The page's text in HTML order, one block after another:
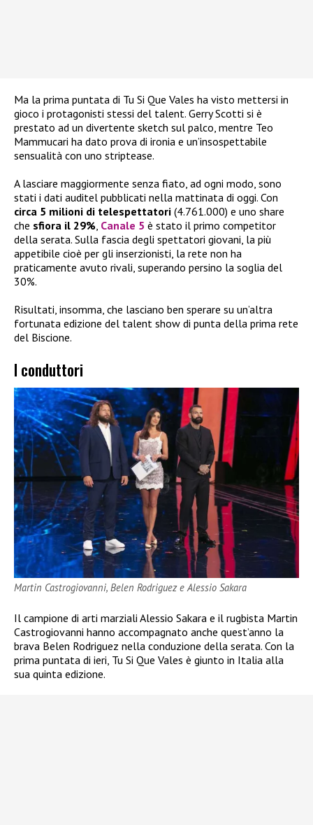
Ma la prima puntata di Tu Si Que Vales ha visto mettersi in
gioco i protagonisti stessi del talent. Gerry Scotti si è
prestato ad un divertente sketch sul palco, mentre Teo
Mammucari ha dato prova di ironia e un’insospettabile
sensualità con uno striptease.
A lasciare maggiormente senza fiato, ad ogni modo, sono
stati i dati auditel pubblicati nella mattinata di oggi. Con
circa 5 milioni di telespettatori (4.761.000) e uno share
che sfiora il 29%, Canale 5 è stato il primo competitor
della serata. Sulla fascia degli spettatori giovani, la più
appetibile cioè per gli inserzionisti, la rete non ha
praticamente avuto rivali, superando persino la soglia del
30%.
Risultati, insomma, che lasciano ben sperare su un’altra
fortunata edizione del talent show di punta della prima rete
del Biscione.
I conduttori
Martin Castrogiovanni, Belen Rodriguez e Alessio Sakara
Il campione di arti marziali Alessio Sakara e il rugbista Martin
Castrogiovanni hanno accompagnato anche quest’anno la
brava Belen Rodriguez nella conduzione della serata. Con la
prima puntata di ieri, Tu Si Que Vales è giunto in Italia alla
sua quinta edizione.